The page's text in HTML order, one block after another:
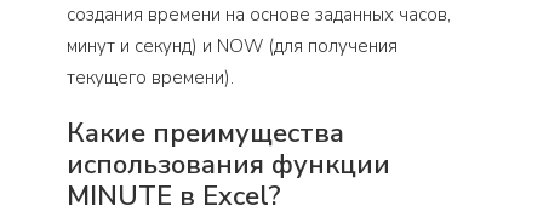
создания времени на основе заданных часов,
минут и секунд) и NOW (для получения
текущего времени).
Какие преимущества
использования функции
MINUTE в Excel?